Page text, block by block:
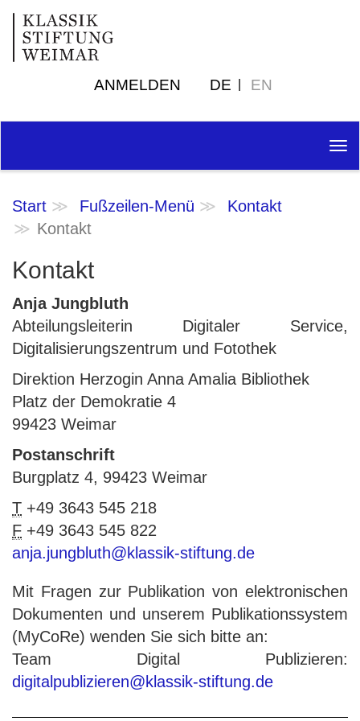
ANMELDEN DE EN
Start Fußzeilen-Menü
Kontakt
Kontakt
Kontakt
Anja Jungbluth
Abteilungsleiterin Digitaler Service,
Digitalisierungszentrum und Fotothek
Direktion Herzogin Anna Amalia Bibliothek
Platz der Demokratie 4
99423 Weimar
Postanschrift
Burgplatz 4, 99423 Weimar
T +49 3643 545 218
F +49 3643 545 822
anja.jungbluth@klassik-stiftung.de
Mit Fragen zur Publikation von elektronischen
Dokumenten und unserem Publikationssystem
(MyCoRe) wenden Sie sich bitte an:
Team Digital Publizieren:
digitalpublizieren@klassik-stiftung.de